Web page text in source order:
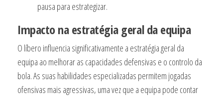
pausa para estrategizar.
Impacto na estratégia geral da equipa
O líbero influencia significativamente a estratégia geral da
equipa ao melhorar as capacidades defensivas e o controlo da
bola. As suas habilidades especializadas permitem jogadas
ofensivas mais agressivas, uma vez que a equipa pode contar